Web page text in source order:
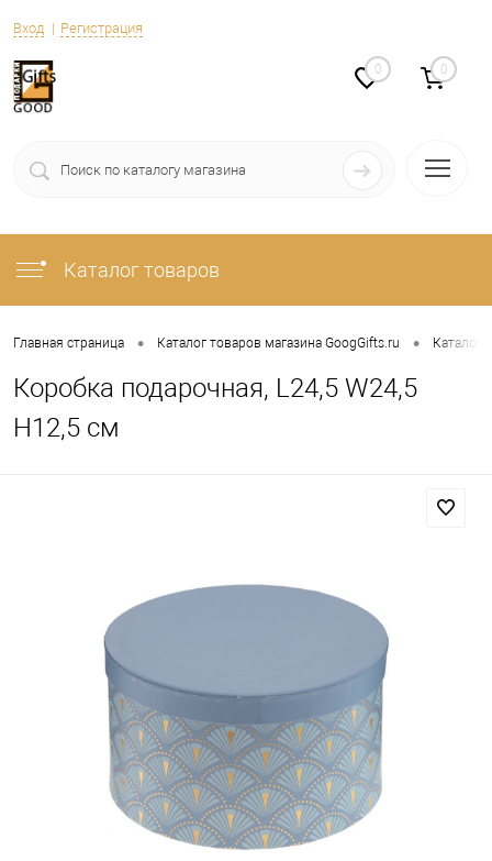
Вход Регистрация
0 0
Каталог товаров
Главная страница • Каталог товаров магазина GoogGifts.ru • Каталог
Коробка подарочная, L24,5 W24,5
H12,5 см